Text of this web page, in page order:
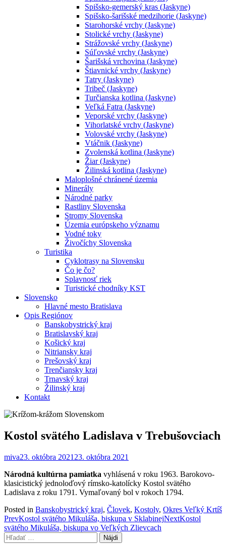
Spišsko-gemerský kras (Jaskyne)
Spišsko-šarišské medzihorie (Jaskyne)
Starohorské vrchy (Jaskyne)
Stolické vrchy (Jaskyne)
Strážovské vrchy (Jaskyne)
Súľovské vrchy (Jaskyne)
Šarišská vrchovina (Jaskyne)
Štiavnické vrchy (Jaskyne)
Tatry (Jaskyne)
Tribeč (Jaskyne)
Turčianska kotlina (Jaskyne)
Veľká Fatra (Jaskyne)
Veporské vrchy (Jaskyne)
Vihorlatské vrchy (Jaskyne)
Volovské vrchy (Jaskyne)
Vtáčnik (Jaskyne)
Zvolenská kotlina (Jaskyne)
Žiar (Jaskyne)
Žilinská kotlina (Jaskyne)
Maloplošné chránené územia
Minerály
Národné parky
Rastliny Slovenska
Stromy Slovenska
Územia európskeho významu
Vodné toky
Živočíchy Slovenska
Turistika
Cyklotrasy na Slovensku
Čo je čo?
Splavnosť riek
Turistické chodníky KST
Slovensko
Hlavné mesto Bratislava
Opis Regiónov
Banskobystrický kraj
Bratislavský kraj
Košický kraj
Nitriansky kraj
Prešovský kraj
Trenčiansky kraj
Trnavský kraj
Žilinský kraj
Kontakt
Kostol svätého Ladislava v Trebušovciach
miva23. októbra 2021 23. októbra 2021
Národná kultúrna pamiatka vyhlásená v roku 1963. Barokovo-
klasicistický jednoloďový rímsko-katolícky Kostol svätého
Ladislava z roku 1791. Vymaľovaný bol v rokoch 1794.
Posted in Banskobystrický kraj, Človek, Kostoly, Okres Veľký Krtíš
Post
navigation
PrevKostol svätého Mikuláša, biskupa v SklabinejNextKostol
svätého Mikuláša, biskupa vo Veľkých Zlievcach
Hľadať: